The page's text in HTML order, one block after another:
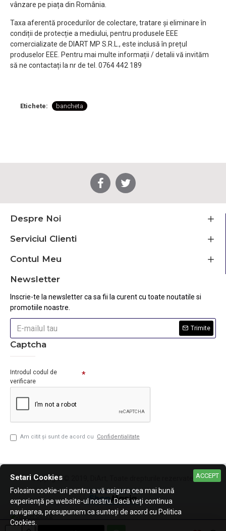
vânzare pe piața din România.
Taxa aferentă procedurilor de colectare, tratare și eliminare în
condiții de protecție a mediului, pentru produsele EEE
comercializate de DIART MP S.R.L., este inclusă în prețul
produselor EEE. Pentru mai multe informații / detalii vă invităm
să ne contactați la nr de tel. 0764 442 189
Etichete: bancheta
Despre Noi
Serviciul Clienti
Contul Meu
Newsletter
Inscrie-te la newsletter ca sa fii la curent cu toate noutatile si
promotiile noastre.
Trimite
Captcha
Introdul codul de
verificare
Am citit şi sunt de acord cu Confidentialitate
Copyright © 2019, DiArt, Toate drepturile rezervate. ACCEPT
Setari Cookies
Folosim cookie-uri pentru a vă asigura cea mai bună
experiență pe website-ul nostru. Dacă veți continua
navigarea, presupunem ca sunteți de acord cu Politica
Cookies.